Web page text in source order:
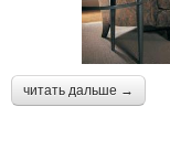
читать дальше →